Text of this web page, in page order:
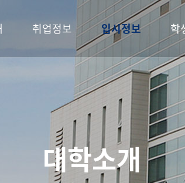
취업정보 입시정보 학
대학소개